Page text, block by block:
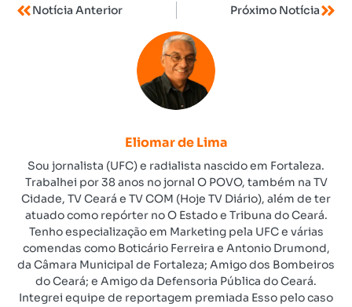
Notícia Anterior Próximo Notícia
Eliomar de Lima
Sou jornalista (UFC) e radialista nascido em Fortaleza.
Trabalhei por 38 anos no jornal O POVO, também na TV
Cidade, TV Ceará e TV COM (Hoje TV Diário), além de ter
atuado como repórter no O Estado e Tribuna do Ceará.
Tenho especialização em Marketing pela UFC e várias
comendas como Boticário Ferreira e Antonio Drumond,
da Câmara Municipal de Fortaleza; Amigo dos Bombeiros
do Ceará; e Amigo da Defensoria Pública do Ceará.
Integrei equipe de reportagem premiada Esso pelo caso